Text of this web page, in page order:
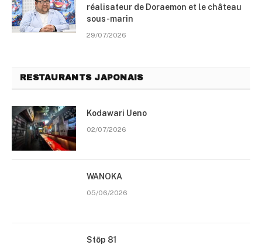
réalisateur de Doraemon et le château
sous-marin
29/07/2026
RESTAURANTS JAPONAIS
Kodawari Ueno
02/07/2026
WANOKA
05/06/2026
Stōp 81